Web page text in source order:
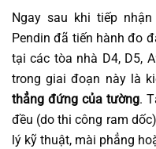
Ngay sau khi tiếp
Pendin đã tiến hành đo
tại các tòa nhà D4, D5,
trong giai đoạn này là
thẳng đứng của tường.
đều (do thi công ram
lý kỹ thuật, mài phẳng